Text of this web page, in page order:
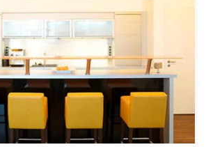
Zuhause besser vorstellen können.
neuen Zuhause zurück kommen und sich
wie Stosa, Barazza und Fhiaba.
150 E-Mail: infos@design-im-raum-
Meint Lingel Handelsregister:
178 120 125